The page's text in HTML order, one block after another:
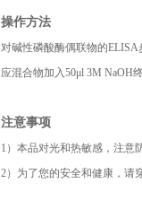
操作方法
对碱性磷酸酶偶联物的ELISA
应混合物加入 50μl 3M NaOH
注意事项
1 ） 本品对光和热敏感，注意
2）为了您的安全和健康，请